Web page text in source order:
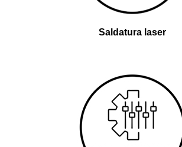
Saldatura laser